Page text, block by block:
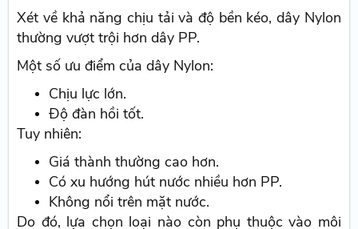
Xét về khả năng chịu tải và độ bền kéo, dây Nylon
thường vượt trội hơn dây PP.
Một số ưu điểm của dây Nylon:
Chịu lực lớn.
Độ đàn hồi tốt.
Tuy nhiên:
Giá thành thường cao hơn.
Có xu hướng hút nước nhiều hơn PP.
Không nổi trên mặt nước.
Do đó, lựa chọn loại nào còn phụ thuộc vào môi